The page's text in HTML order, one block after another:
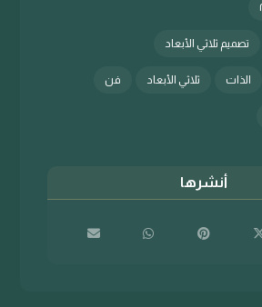
تصميم ثلاثي الأبعاد
الذات ثلاثي الأبعاد فن